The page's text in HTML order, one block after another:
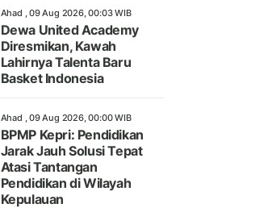
Ahad , 09 Aug 2026, 00:03 WIB
Dewa United Academy
Diresmikan, Kawah
Lahirnya Talenta Baru
Basket Indonesia
Ahad , 09 Aug 2026, 00:00 WIB
BPMP Kepri: Pendidikan
Jarak Jauh Solusi Tepat
Atasi Tantangan
Pendidikan di Wilayah
Kepulauan